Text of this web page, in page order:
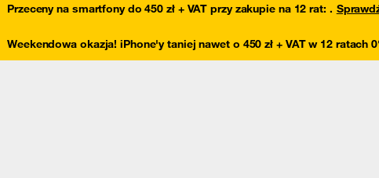
Przeceny na smartfony do 450 zł + VAT przy zakupie na 12 rat: .
Weekendowa okazja! iPhone'y taniej nawet o 450 zł + VAT w 12 ratach